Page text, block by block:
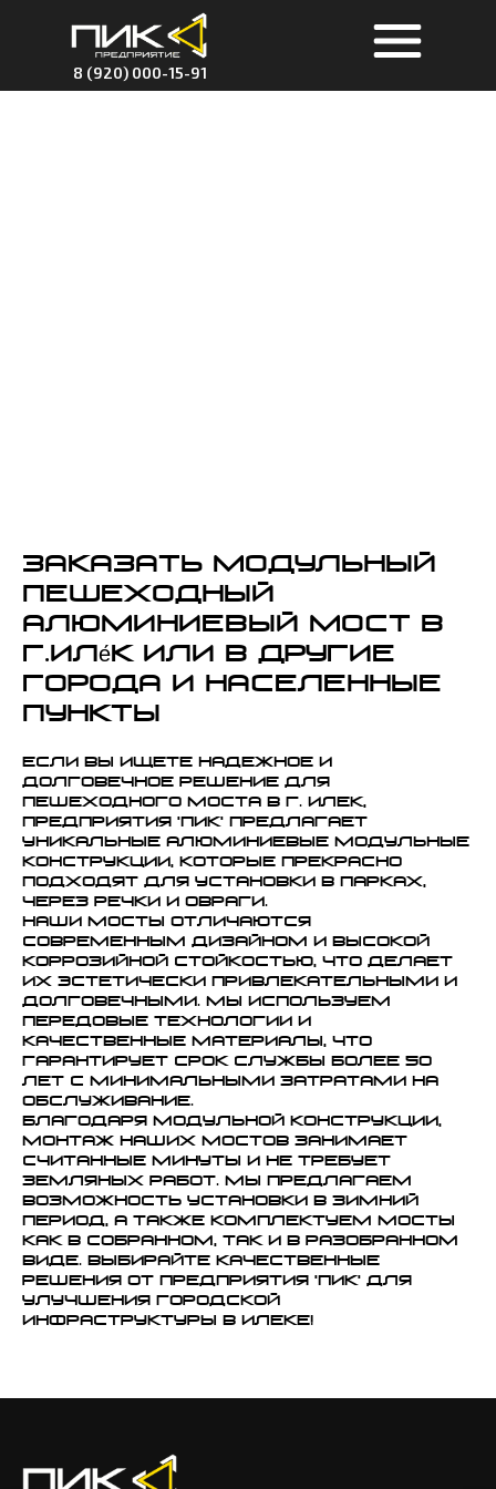
8 (920) 000-15-91
Заказать модульный
пешеходный
алюминиевый мост в
г.Иле́к или в другие
города и населенные
пункты
Если вы ищете надежное и
долговечное решение для
пешеходного моста в г. Илек,
предприятия 'ПИК' предлагает
уникальные алюминиевые модульные
конструкции, которые прекрасно
подходят для установки в парках,
через речки и овраги.
Наши мосты отличаются
современным дизайном и высокой
коррозийной стойкостью, что делает
их эстетически привлекательными и
долговечными. Мы используем
передовые технологии и
качественные материалы, что
гарантирует срок службы более 50
лет с минимальными затратами на
обслуживание.
Благодаря модульной конструкции,
монтаж наших мостов занимает
считанные минуты и не требует
земляных работ. Мы предлагаем
возможность установки в зимний
период, а также комплектуем мосты
как в собранном, так и в разобранном
виде. Выбирайте качественные
решения от предприятия 'ПИК' для
улучшения городской
инфраструктуры в Илеке!